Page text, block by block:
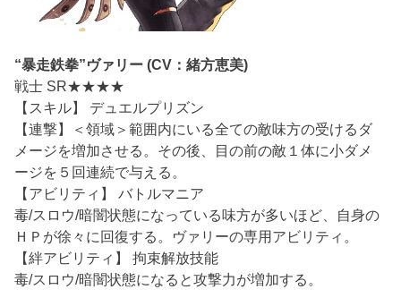
“暴走鉄拳”ヴァリー (CV：緒方恵美)
戦士 SR★★★★
【スキル】 デュエルプリズン
【連撃】＜領域＞範囲内にいる全ての敵味方の受けるダ
メージを増加させる。その後、目の前の敵１体に小ダメ
ージを５回連続で与える。
【アビリティ】 バトルマニア
毒/スロウ/暗闇状態になっている味方が多いほど、自身の
ＨＰが徐々に回復する。ヴァリーの専用アビリティ。
【絆アビリティ】 拘束解放技能
毒/スロウ/暗闇状態になると攻撃力が増加する。